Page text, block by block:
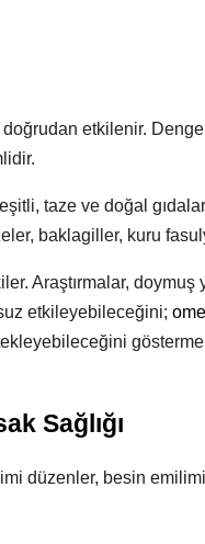
etkilenir.
taze ve doğal
baklagiller, kuru
Araştırmalar,
etkileyebileceğini;
Sağlığı
düzenler, besin